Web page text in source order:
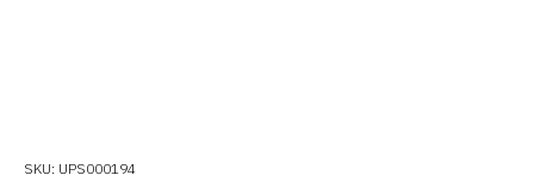
SKU: UPS000194